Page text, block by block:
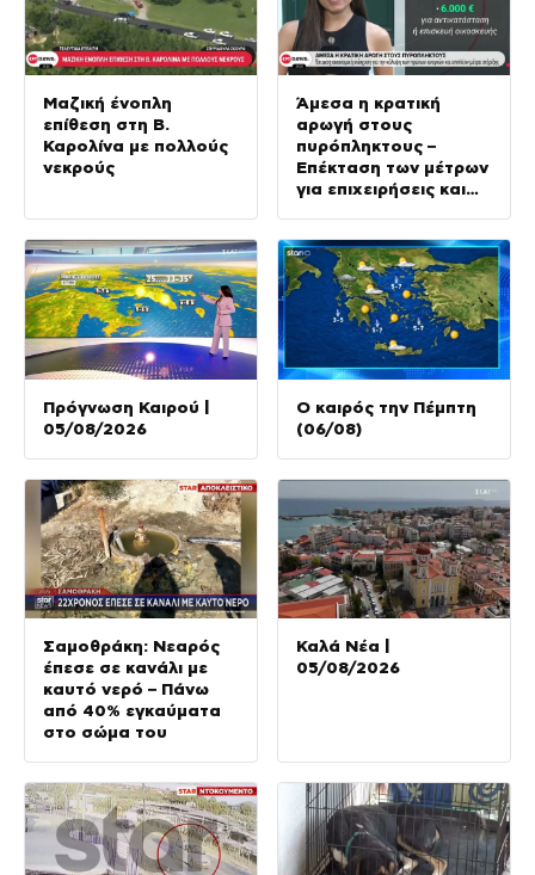
Μαζική ένοπλη
επίθεση στη Β.
Καρολίνα με πολλούς
νεκρούς
Άμεσα η κρατική
αρωγή στους
πυρόπληκτους –
Επέκταση των μέτρων
για επιχειρήσεις και
Πρόγνωση Καιρού |
05/08/2026
Ο καιρός την Πέμπτη
(06/08)
Σαμοθράκη: Νεαρός
έπεσε σε κανάλι με
καυτό νερό – Πάνω
από 40% εγκαύματα
στο σώμα του
Καλά Νέα |
05/08/2026